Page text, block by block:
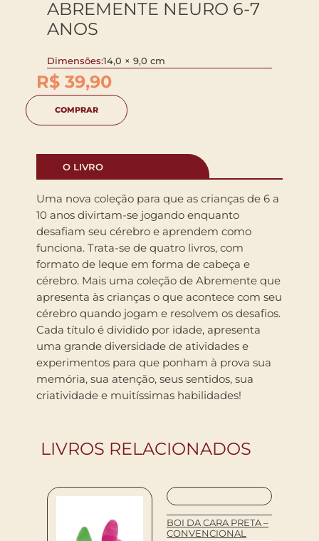
ABREMENTE NEURO 6-7
ANOS
Dimensões:14,0 × 9,0 cm
R$ 39,90
COMPRAR
O LIVRO
Uma nova coleção para que as crianças de 6 a
10 anos divirtam-se jogando enquanto
desafiam seu cérebro e aprendem como
funciona. Trata-se de quatro livros, com
formato de leque em forma de cabeça e
cérebro. Mais uma coleção de Abremente que
apresenta às crianças o que acontece com seu
cérebro quando jogam e resolvem os desafios.
Cada título é dividido por idade, apresenta
uma grande diversidade de atividades e
experimentos para que ponham à prova sua
memória, sua atenção, seus sentidos, sua
criatividade e muitíssimas habilidades!
LIVROS RELACIONADOS
BOI DA CARA PRETA –
CONVENCIONAL